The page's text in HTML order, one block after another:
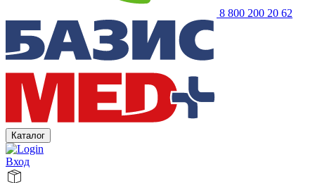
8 800 200 20 62
Каталог
Вход